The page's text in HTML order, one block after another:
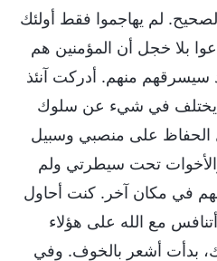
لم يهاجموا فقط أولئك
بلا خجل أن المؤمنين هم
سيسرقهم منهم. أدركت آنئذ
يختلف في شيء عن سلوك
الحفاظ على منصبي وسبيل
تحت سيطرتي ولم
في مكان آخر. كنت أحاول
مع الله على هؤلاء
بدأت أشعر بالخوف. وفي